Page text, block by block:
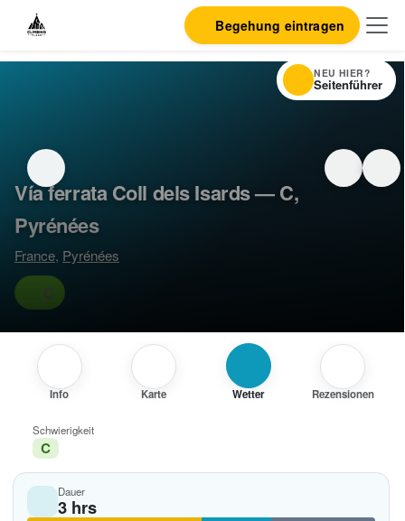
Begehung eintragen
Vía ferrata Coll dels Isards — C,
Pyrénées
France, Pyrénées
C
Info Karte Wetter Rezensionen
Schwierigkeit
C
Dauer
3 hrs
NEU HIER?
Seitenführer